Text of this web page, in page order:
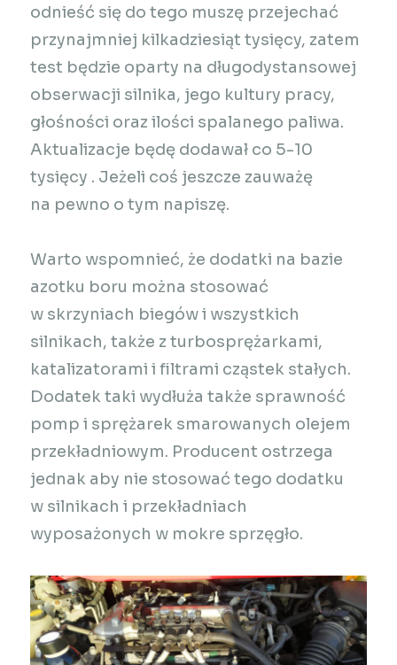
odnieść się do tego muszę przejechać
przynajmniej kilkadziesiąt tysięcy, zatem
test będzie oparty na długodystansowej
obserwacji silnika, jego kultury pracy,
głośności oraz ilości spalanego paliwa.
Aktualizacje będę dodawał co 5-10
tysięcy . Jeżeli coś jeszcze zauważę
na pewno o tym napiszę.
Warto wspomnieć, że dodatki na bazie
azotku boru można stosować
w skrzyniach biegów i wszystkich
silnikach, także z turbosprężarkami,
katalizatorami i filtrami cząstek stałych.
Dodatek taki wydłuża także sprawność
pomp i sprężarek smarowanych olejem
przekładniowym. Producent ostrzega
jednak aby nie stosować tego dodatku
w silnikach i przekładniach
wyposażonych w mokre sprzęgło.